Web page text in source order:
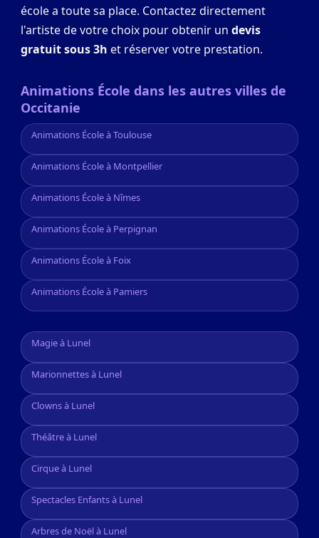
école a toute sa place. Contactez directement
l'artiste de votre choix pour obtenir un devis
gratuit sous 3h et réserver votre prestation.
Animations École dans les autres villes de
Occitanie
Animations École à Toulouse
Animations École à Montpellier
Animations École à Nîmes
Animations École à Perpignan
Animations École à Foix
Animations École à Pamiers
Magie à Lunel
Marionnettes à Lunel
Clowns à Lunel
Théâtre à Lunel
Cirque à Lunel
Spectacles Enfants à Lunel
Arbres de Noël à Lunel